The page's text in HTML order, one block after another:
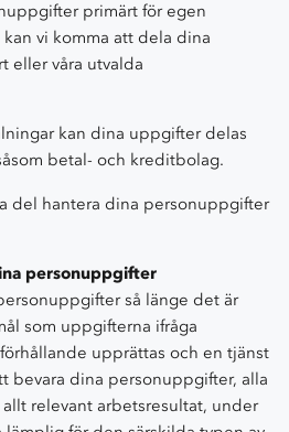
primärt för egen
vi komma att dela dina
eller våra utvalda
kan dina uppgifter delas
betal- och kreditbolag.
del hantera dina personuppgifter
personuppgifter
så länge det är
som uppgifterna ifråga
upprättas och en tjänst
bevara dina personuppgifter, alla
relevant arbetsresultat, under